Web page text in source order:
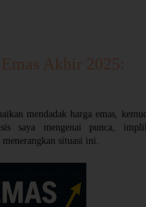
Akhir 2025:
mendadak harga emas,
saya mengenai punca,
situasi ini.